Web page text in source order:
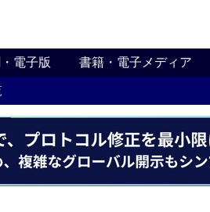
電子版 書籍・電子メディア